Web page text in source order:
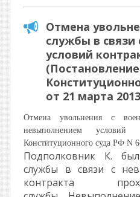
Отмена
службы в
условий
(Постановление
от 21 марта 2013
Отмена увольнения с
невыполнением условий
Конституционного суда РФ N
Подполковник К.
службы в связи с
контракта